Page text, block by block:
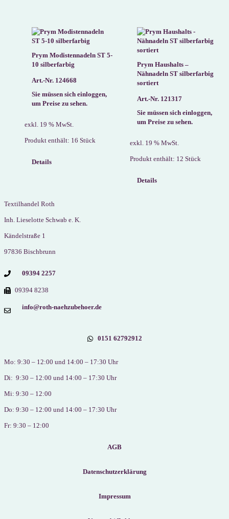
Prym Modistennadeln ST 5-
10 silberfarbig
Art.-Nr. 124668
Sie müssen sich einloggen,
um Preise zu sehen.
exkl. 19 % MwSt.
Produkt enthält: 16 Stück
Details
Prym Haushalts –
Nähnadeln ST silberfarbig
sortiert
Art.-Nr. 121317
Sie müssen sich einloggen,
um Preise zu sehen.
exkl. 19 % MwSt.
Produkt enthält: 12 Stück
Details
Textilhandel Roth
Inh. Lieselotte Schwab e. K.
Kändelstraße 1
97836 Bischbrunn
09394 2257
09394 8238
info@roth-naehzubehoer.de
0151 62792912
Mo: 9:30 – 12:00 und 14:00 – 17:30 Uhr
Di: 9:30 – 12:00 und 14:00 – 17:30 Uhr
Mi: 9:30 – 12:00
Do: 9:30 – 12:00 und 14:00 – 17:30 Uhr
Fr: 9:30 – 12:00
AGB
Datenschutzerklärung
Impressum